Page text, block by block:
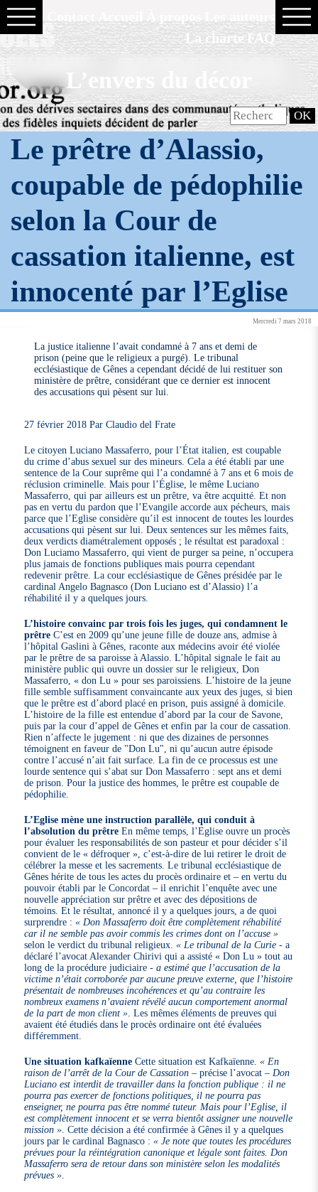
La charte FAQ
L’envers du décor
Le prêtre d’Alassio,
coupable de pédophilie
selon la Cour de
cassation italienne, est
innocenté par l’Eglise
Mercredi 7 mars 2018
La justice italienne l’avait condamné à 7 ans et demi de
prison (peine que le religieux a purgé). Le tribunal
ecclésiastique de Gênes a cependant décidé de lui restituer son
ministère de prêtre, considérant que ce dernier est innocent
des accusations qui pèsent sur lui.
27 février 2018 Par Claudio del Frate
Le citoyen Luciano Massaferro, pour l’État italien, est coupable
du crime d’abus sexuel sur des mineurs. Cela a été établi par une
sentence de la Cour suprême qui l’a condamné à 7 ans et 6 mois de
réclusion criminelle. Mais pour l’Église, le même Luciano
Massaferro, qui par ailleurs est un prêtre, va être acquitté. Et non
pas en vertu du pardon que l’Evangile accorde aux pécheurs, mais
parce que l’Eglise considère qu’il est innocent de toutes les lourdes
accusations qui pèsent sur lui. Deux sentences sur les mêmes faits,
deux verdicts diamétralement opposés ; le résultat est paradoxal :
Don Luciamo Massaferro, qui vient de purger sa peine, n’occupera
plus jamais de fonctions publiques mais pourra cependant
redevenir prêtre. La cour ecclésiastique de Gênes présidée par le
cardinal Angelo Bagnasco (Don Luciano est d’Alassio) l’a
réhabilité il y a quelques jours.
L’histoire convainc par trois fois les juges, qui condamnent le
prêtre C’est en 2009 qu’une jeune fille de douze ans, admise à
l’hôpital Gaslini à Gênes, raconte aux médecins avoir été violée
par le prêtre de sa paroisse à Alassio. L’hôpital signale le fait au
ministère public qui ouvre un dossier sur le religieux, Don
Massaferro, « don Lu » pour ses paroissiens. L’histoire de la jeune
fille semble suffisamment convaincante aux yeux des juges, si bien
que le prêtre est d’abord placé en prison, puis assigné à domicile.
L’histoire de la fille est entendue d’abord par la cour de Savone,
puis par la cour d’appel de Gênes et enfin par la cour de cassation.
Rien n’affecte le jugement : ni que des dizaines de personnes
témoignent en faveur de "Don Lu", ni qu’aucun autre épisode
contre l’accusé n’ait fait surface. La fin de ce processus est une
lourde sentence qui s’abat sur Don Massaferro : sept ans et demi
de prison. Pour la justice des hommes, le prêtre est coupable de
pédophilie.
L’Eglise mène une instruction parallèle, qui conduit à
l’absolution du prêtre En même temps, l’Eglise ouvre un procès
pour évaluer les responsabilités de son pasteur et pour décider s’il
convient de le « défroquer », c’est-à-dire de lui retirer le droit de
célébrer la messe et les sacrements. Le tribunal ecclésiastique de
Gênes hérite de tous les actes du procès ordinaire et – en vertu du
pouvoir établi par le Concordat – il enrichit l’enquête avec une
nouvelle appréciation sur prêtre et avec des dépositions de
témoins. Et le résultat, annoncé il y a quelques jours, a de quoi
surprendre :« Don Massaferro doit être complètement réhabilité
car il ne semble pas avoir commis les crimes dont on l’accuse »
selon le verdict du tribunal religieux.« Le tribunal de la Curie - a
déclaré l’avocat Alexander Chirivi qui a assisté « Don Lu » tout au
long de la procédure judiciaire -a estimé que l’accusation de la
victime n’était corroborée par aucune preuve externe, que l’histoire
présentait de nombreuses incohérences et qu’au contraire les
nombreux examens n’avaient révélé aucun comportement anormal
de la part de mon client » . Les mêmes éléments de preuves qui
avaient été étudiés dans le procès ordinaire ont été évaluées
différemment.
Une situation kafkaïenne Cette situation est Kafkaïenne.« En
raison de l’arrêt de la Cour de Cassation – précise l’avocat – Don
Luciano est interdit de travailler dans la fonction publique : il ne
pourra pas exercer de fonctions politiques, il ne pourra pas
enseigner, ne pourra pas être nommé tuteur. Mais pour l’Eglise, il
est complètement innocent et se verra bientôt assigner une nouvelle
mission » . Cette décision a été confirmée à Gênes il y a quelques
jours par le cardinal Bagnasco :« Je note que toutes les procédures
prévues pour la réintégration canonique et légale sont faites. Don
Massaferro sera de retour dans son ministère selon les modalités
prévues »